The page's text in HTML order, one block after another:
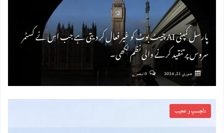
پارسل کمپنی AI چیٹ بوٹ کو غیر فعال کر دیتی ہے جب اس نے کسٹمر
سروس پر تنقید کرنے والی نظم لکھی۔
جنوري 21, 2024 0 تبصرے
دلچسپ و عجیب